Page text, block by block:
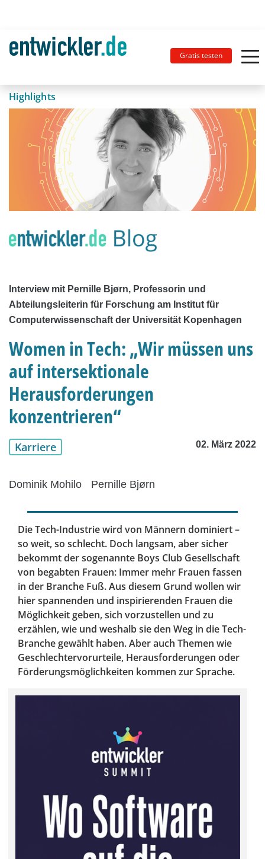
Gratis testen
Highlights
Interview mit Pernille Bjørn, Professorin und
Abteilungsleiterin für Forschung am Institut für
Computerwissenschaft der Universität Kopenhagen
Women in Tech: „Wir müssen uns
auf intersektionale
Herausforderungen
konzentrieren“
Karriere 02. März 2022
Dominik Mohilo Pernille Bjørn
Die Tech-Industrie wird von Männern dominiert –
so weit, so schlecht. Doch langsam, aber sicher
bekommt der sogenannte Boys Club Gesellschaft
von begabten Frauen: Immer mehr Frauen fassen
in der Branche Fuß. Aus diesem Grund wollen wir
hier spannenden und inspirierenden Frauen die
Möglichkeit geben, sich vorzustellen und zu
erzählen, wie und weshalb sie den Weg in die Tech-
Branche gewählt haben. Aber auch Themen wie
Geschlechtervorurteile, Herausforderungen oder
Förderungsmöglichkeiten kommen zur Sprache.